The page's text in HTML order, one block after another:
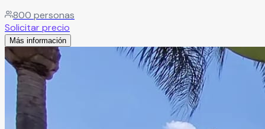
natural crea una atmósfera mágica e irrepetible que ningún
salón convencional puede replicar. Con capacidad para
hasta 800 personas y espacios versátiles que incluyen
jardín, juegos infantiles, estacionamiento y mobiliario
completo, es el escenario perfecto para bodas,
cumpleaños, posadas y eventos corporativos.
Leer más
800 personas
Solicitar precio
Más información